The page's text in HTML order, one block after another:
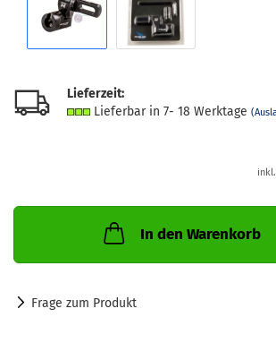
Lieferzeit:
Lieferbar in 7- 18 Werktage
In den Warenkorb
Frage zum Produkt